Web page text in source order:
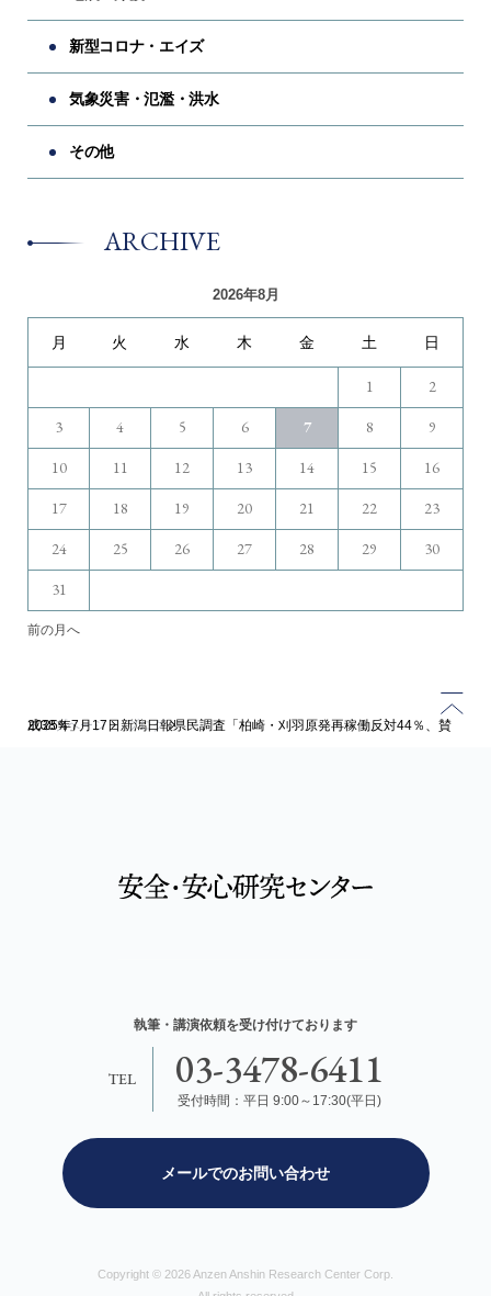
新型コロナ・エイズ
気象災害・氾濫・洪水
その他
ARCHIVE
2026年8月
月 火 水 木 金 土 日
1 2
3 4 5 6 7 8 9
10 11 12 13 14 15 16
17 18 19 20 21 22 23
24 25 26 27 28 29 30
31
前の月へ
トップページ ブログ
2025年7月17日新潟日報県民調査「柏崎・刈羽原発再稼働反対44％、賛成38％」
執筆・講演依頼を受け付けております
TEL 03-3478-6411
受付時間：平日 9:00～17:30(平日)
メールでのお問い合わせ
Copyright © 2026 Anzen Anshin Research Center Corp.